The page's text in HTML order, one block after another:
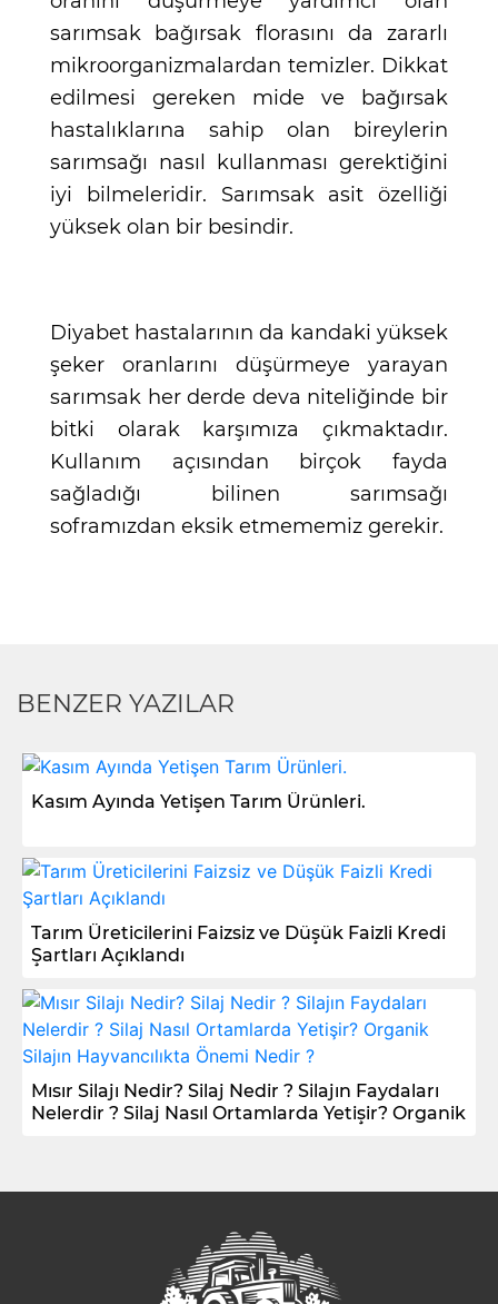
sarımsak bağırsak florasını da zararlı
mikroorganizmalardan temizler. Dikkat
edilmesi gereken mide ve bağırsak
hastalıklarına sahip olan bireylerin
sarımsağı nasıl kullanması gerektiğini
iyi bilmeleridir. Sarımsak asit özelliği
yüksek olan bir besindir.
Diyabet hastalarının da kandaki yüksek
şeker oranlarını düşürmeye yarayan
sarımsak her derde deva niteliğinde bir
bitki olarak karşımıza çıkmaktadır.
Kullanım açısından birçok fayda
sağladığı bilinen sarımsağı
soframızdan eksik etmememiz gerekir.
BENZER YAZILAR
Kasım Ayında Yetişen Tarım Ürünleri.
Tarım Üreticilerini Faizsiz ve Düşük Faizli Kredi
Şartları Açıklandı
Mısır Silajı Nedir? Silaj Nedir ? Silajın Faydaları
Nelerdir ? Silaj Nasıl Ortamlarda Yetişir? Organik